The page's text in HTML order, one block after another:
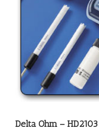
Delta Ohm –